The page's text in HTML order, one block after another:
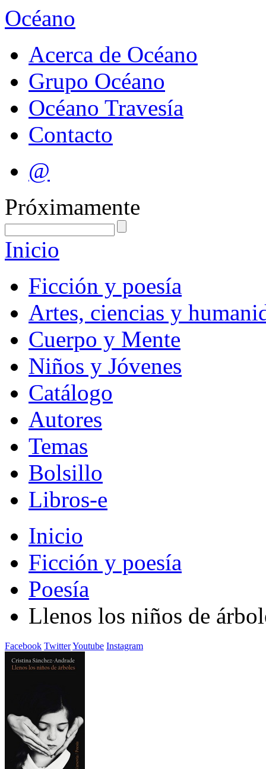
Océano
Acerca de Océano
Grupo Océano
Océano Travesía
Contacto
@
Próximamente
Inicio
Ficción y poesía
Artes, ciencias y
Cuerpo y Mente
Niños y Jóvenes
Catálogo
Autores
Temas
Bolsillo
Libros-e
Inicio
Ficción y poesía
Poesía
Llenos los niños de
Facebook TwitterYoutube Instagram